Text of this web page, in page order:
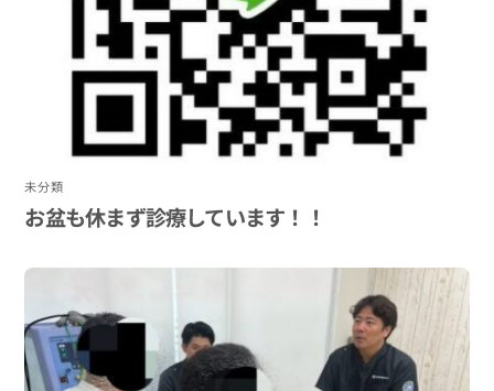
未分類
お盆も休まず診療しています！！